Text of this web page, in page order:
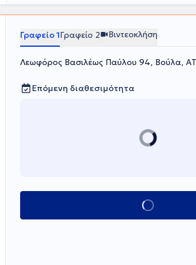
Γραφείο 1Γραφείο 2 Βιντεοκλήση
Λεωφόρος Βασιλέως Παύλου 94, Βούλα,
Επόμενη διαθεσιμότητα
Κλείσε ραντεβού